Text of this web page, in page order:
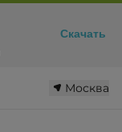
Москва
Скачать